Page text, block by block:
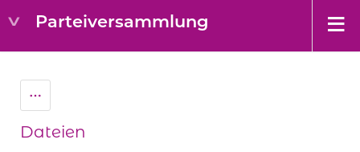
Parteiversammlung
Dateien